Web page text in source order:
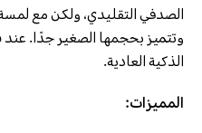
الصدفي التقليدي، ولكن مع
وتتميز بحجمها الصغير جدًا.
الذكية العادية.
المميزات: